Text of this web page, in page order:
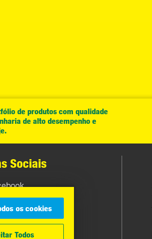
de produtos com qualidade
de alto desempenho e
Sociais
os cookies
Todos